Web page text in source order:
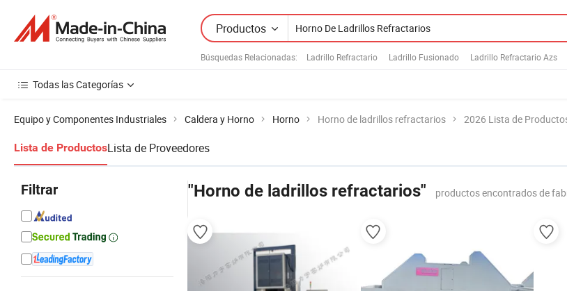
Productos
Búsquedas Relacionadas: Ladrillo Refractario Ladrillo Fusionado Ladrillo Refractario Azs
Todas las Categorías
Equipo y Componentes Industriales Caldera y Horno Horno Horno de ladrillos refractarios 2026 Lista de
Lista de ProductosLista de Proveedores
Filtrar "Horno de ladrillos refractarios" productos encontrados de